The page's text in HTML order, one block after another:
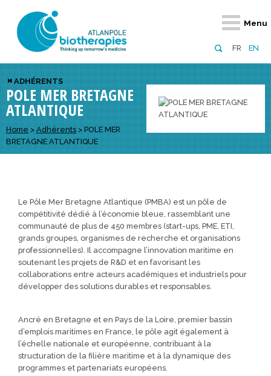
FR EN
Menu
Retour
À propos
Présentation du pôle
Domaines d’excellence
Retour
Equipe
Conseil d’administration
Retour
Notre réseau
Membres du pôle
Partenaires
Réseau européen
Retour
Actus, événements, AAP
Actualités
Événements
Appels à projets
Retour
régionaux
Retour
Notre offre
Diversifiez votre réseau
Visez l’international
Développez vos projets d’innovation
Gagnez en visibilité
Retour
Nous rejoindre
En tant qu’adhérent
En tant que partenaire
Retour
Emploi
Offres d’emploi
Candidatures
ADHÉRENTS
POLE MER BRETAGNE
ATLANTIQUE
Home > Adhérents > POLE MER
BRETAGNE ATLANTIQUE
Le Pôle Mer Bretagne Atlantique (PMBA) est un pôle de
compétitivité dédié à l’économie bleue, rassemblant une
communauté de plus de 450 membres (start-ups, PME, ETI,
grands groupes, organismes de recherche et organisations
professionnelles). Il accompagne l’innovation maritime en
soutenant les projets de R&D et en favorisant les
collaborations entre acteurs académiques et industriels pour
développer des solutions durables et responsables.
Ancré en Bretagne et en Pays de la Loire, premier bassin
d’emplois maritimes en France, le pôle agit également à
l’échelle nationale et européenne, contribuant à la
structuration de la filière maritime et à la dynamique des
programmes et partenariats européens.